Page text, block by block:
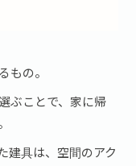
もの。
ぶことで、家に帰
建具は、空間のアク